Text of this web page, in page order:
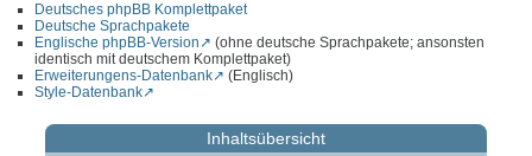
Deutsches phpBB Komplettpaket
Deutsche Sprachpakete
Englische phpBB-Version
(ohne deutsche Sprachpakete; ansonsten
identisch mit deutschem Komplettpaket)
Erweiterungens-Datenbank
(Englisch)
Style-Datenbank
Inhaltsübersicht